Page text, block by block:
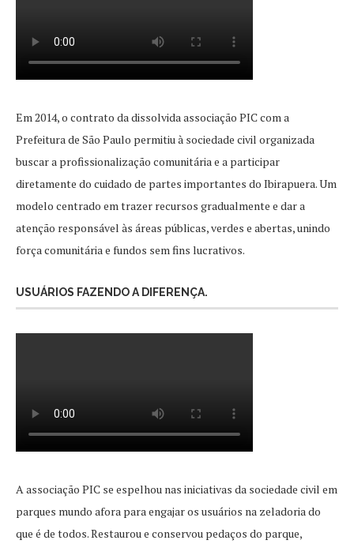
Em 2014, o contrato da dissolvida associação PIC com a
Prefeitura de São Paulo permitiu à sociedade civil organizada
buscar a profissionalização comunitária e a participar
diretamente do cuidado de partes importantes do Ibirapuera. Um
modelo centrado em trazer recursos gradualmente e dar a
atenção responsável às áreas públicas, verdes e abertas, unindo
força comunitária e fundos sem fins lucrativos.
USUÁRIOS FAZENDO A DIFERENÇA.
A associação PIC se espelhou nas iniciativas da sociedade civil em
parques mundo afora para engajar os usuários na zeladoria do
que é de todos. Restaurou e conservou pedaços do parque,